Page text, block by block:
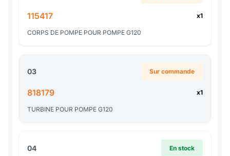
115417 x1
CORPS DE POMPE POUR POMPE G120
03 Sur commande
818179 x1
TURBINE POUR POMPE G120
04 En stock